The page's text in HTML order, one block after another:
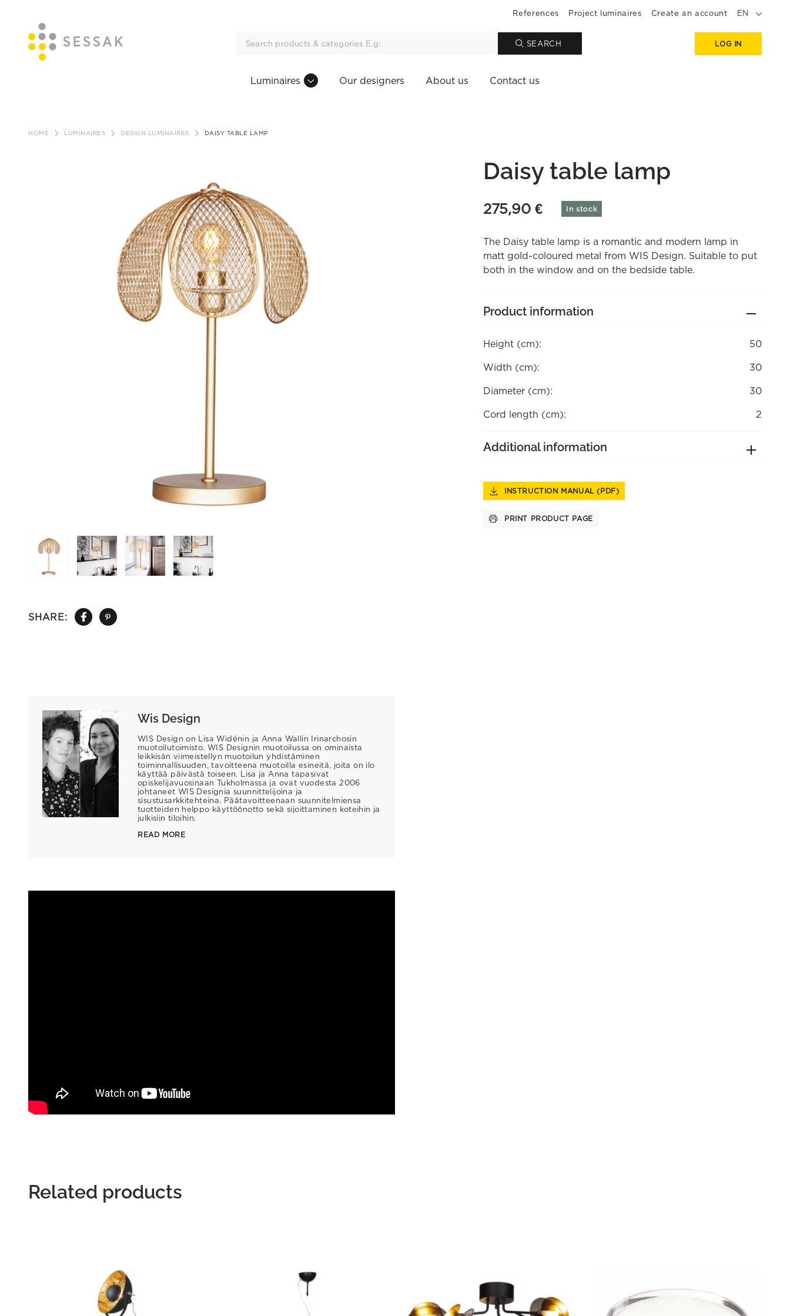
References Project luminaires Create an account EN
SEARCH LOG IN
Luminaires Our designers About us Contact us
HOME LUMINAIRES DESIGN LUMINAIRES DAISY TABLE LAMP
SHARE:
Wis Design
WIS Design on Lisa Widénin ja Anna Wallin Irinarchosin
muotoilutoimisto. WIS Designin muotoilussa on ominaista
leikkisän viimeistellyn muotoilun yhdistäminen
toiminnallisuuden, tavoitteena muotoilla esineitä, joita on ilo
käyttää päivästä toiseen. Lisa ja Anna tapasivat
opiskelijavuosinaan Tukholmassa ja ovat vuodesta 2006
johtaneet WIS Designia suunnittelijoina ja
sisustusarkkitehteina. Päätavoitteenaan suunnitelmiensa
tuotteiden helppo käyttöönotto sekä sijoittaminen koteihin ja
julkisiin tiloihin.
READ MORE
Daisy table lamp
275,90 € In stock
The Daisy table lamp is a romantic and modern lamp in
matt gold-coloured metal from WIS Design. Suitable to put
both in the window and on the bedside table.
Product information
Height (cm): 50
Width (cm): 30
Diameter (cm): 30
Cord length (cm): 2
Additional information
INSTRUCTION MANUAL (PDF)
PRINT PRODUCT PAGE
Related products